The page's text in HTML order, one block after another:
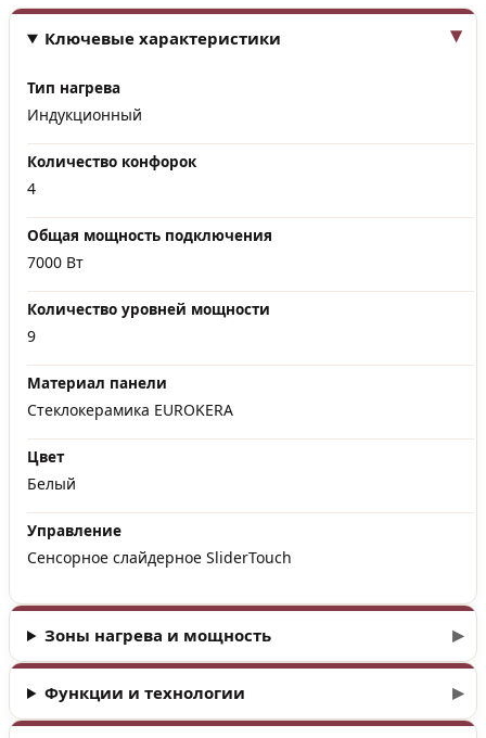
Ключевые характеристики
Тип нагрева
Индукционный
Количество конфорок
4
Общая мощность подключения
7000 Вт
Количество уровней мощности
9
Материал панели
Стеклокерамика EUROKERA
Цвет
Белый
Управление
Сенсорное слайдерное SliderTouch
Зоны нагрева и мощность
Функции и технологии